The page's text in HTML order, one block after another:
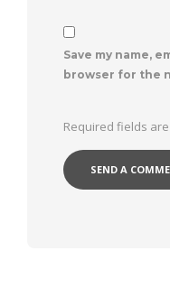
Save my name,
browser for the
Required fields